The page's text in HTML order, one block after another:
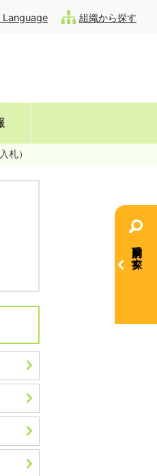
Language 組織から探す
目的別で探す
札）